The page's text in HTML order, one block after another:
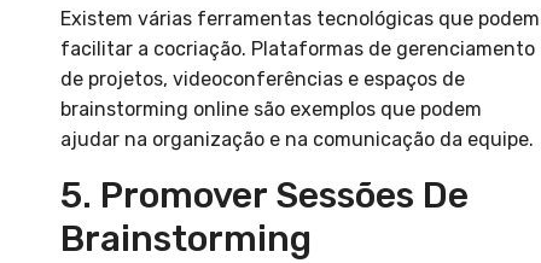
Existem várias ferramentas tecnológicas que podem
facilitar a cocriação. Plataformas de gerenciamento
de projetos, videoconferências e espaços de
brainstorming online são exemplos que podem
ajudar na organização e na comunicação da equipe.
5. Promover Sessões De
Brainstorming